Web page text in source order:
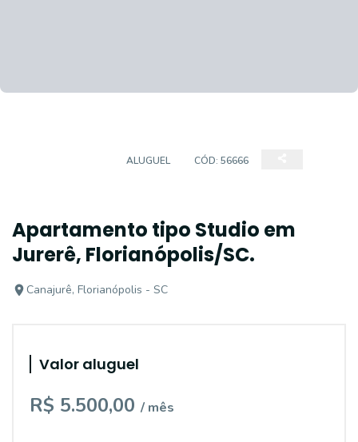
ALUGUEL CÓD: 56666
Apartamento tipo Studio em
Jurerê, Florianópolis/SC.
Canajurê, Florianópolis - SC
Valor aluguel
R$ 5.500,00 / mês